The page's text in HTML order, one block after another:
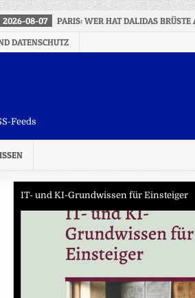
2026-08-07 PARIS: WER HAT DALIDAS BRÜSTE
DATENSCHUTZ
Feeds
IT- und KI-Grundwissen für Einsteiger